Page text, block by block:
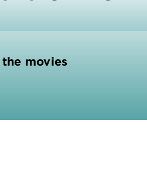
movies